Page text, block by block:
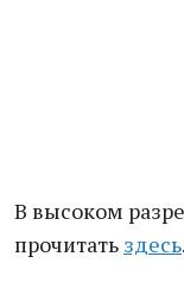
В высоком
прочитать здесь.